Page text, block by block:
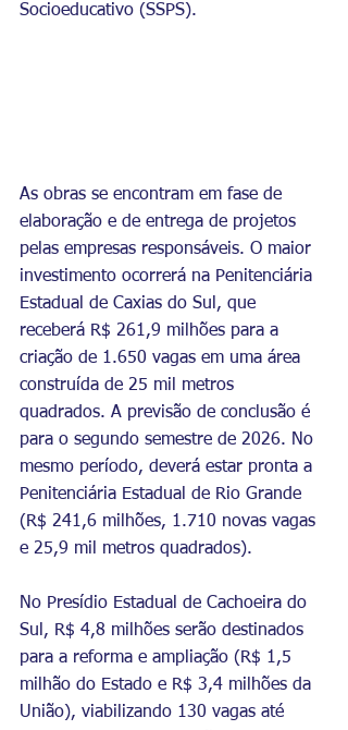
Socioeducativo (SSPS).
As obras se encontram em fase de
elaboração e de entrega de projetos
pelas empresas responsáveis. O maior
investimento ocorrerá na Penitenciária
Estadual de Caxias do Sul, que
receberá R$ 261,9 milhões para a
criação de 1.650 vagas em uma área
construída de 25 mil metros
quadrados. A previsão de conclusão é
para o segundo semestre de 2026. No
mesmo período, deverá estar pronta a
Penitenciária Estadual de Rio Grande
(R$ 241,6 milhões, 1.710 novas vagas
e 25,9 mil metros quadrados).
No Presídio Estadual de Cachoeira do
Sul, R$ 4,8 milhões serão destinados
para a reforma e ampliação (R$ 1,5
milhão do Estado e R$ 3,4 milhões da
União), viabilizando 130 vagas até